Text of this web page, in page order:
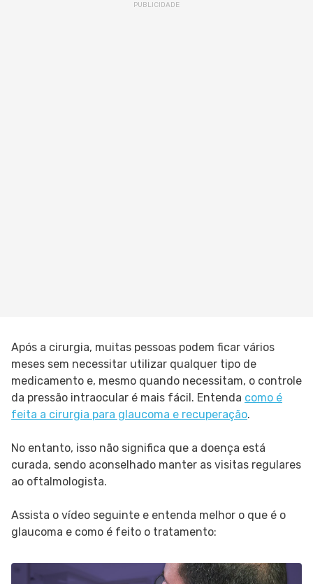
Após a cirurgia, muitas pessoas podem ficar vários
meses sem necessitar utilizar qualquer tipo de
medicamento e, mesmo quando necessitam, o controle
da pressão intraocular é mais fácil. Entenda como é
feita a cirurgia para glaucoma e recuperação.
No entanto, isso não significa que a doença está
curada, sendo aconselhado manter as visitas regulares
ao oftalmologista.
Assista o vídeo seguinte e entenda melhor o que é o
glaucoma e como é feito o tratamento: